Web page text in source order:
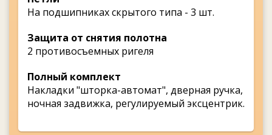
На подшипниках скрытого типа - 3 шт.
Защита от снятия полотна
2 противосъемных ригеля
Полный комплект
Накладки "шторка-автомат", дверная ручка,
ночная задвижка, регулируемый эксцентрик.